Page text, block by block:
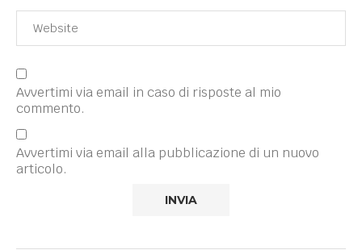
Avvertimi via email in caso di risposte al mio
commento.
Avvertimi via email alla pubblicazione di un nuovo
articolo.